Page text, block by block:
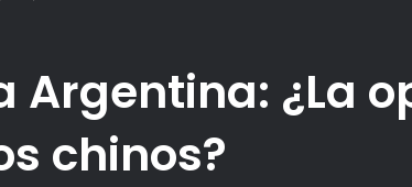
Argentina: ¿La
chinos?